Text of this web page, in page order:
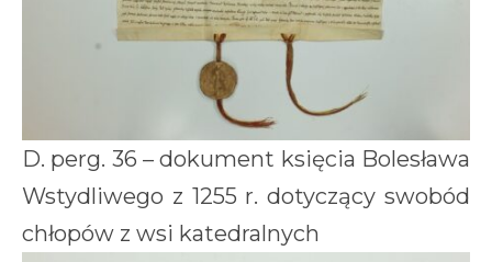
D. perg. 36 – dokument księcia Bolesława
Wstydliwego z 1255 r. dotyczący swobód
chłopów z wsi katedralnych